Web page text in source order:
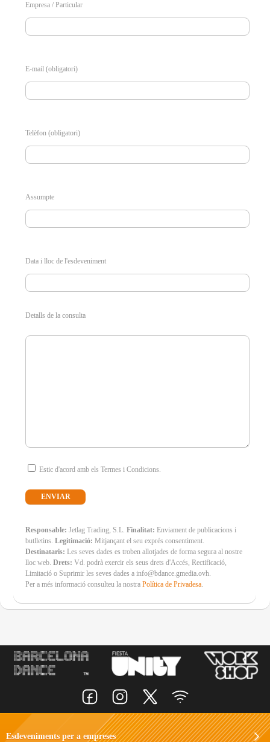
Empresa / Particular
E-mail (obligatori)
Telèfon (obligatori)
Assumpte
Data i lloc de l'esdeveniment
Detalls de la consulta
Estic d'acord amb els Termes i Condicions.
Responsable: Jetlag Trading, S.L.Finalitat: Enviament de publicacions i
butlletins.Legitimació: Mitjançant el seu exprés consentiment.
Destinataris: Les seves dades es troben allotjades de forma segura al nostre
lloc web.Drets: Vd. podrà exercir els seus drets d'Accés, Rectificació,
Limitació o Suprimir les seves dades a info@bdance.gmedia.ovh.
Per a més informació consulteu la nostraPolítica de Privadesa.
Esdeveniments per a empreses